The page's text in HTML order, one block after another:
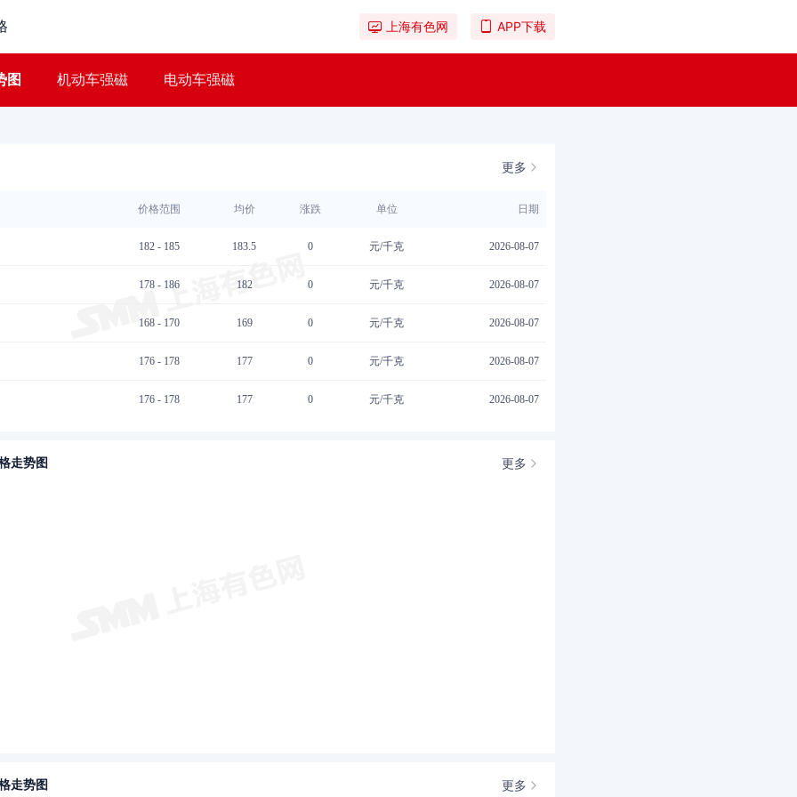
上海有色网 APP下载
图 机动车强磁 电动车强磁
更多
价格范围 均价 涨跌 单位 日期
182 - 185 183.5 0 元/千克 2026-08-07
178 - 186 182 0 元/千克 2026-08-07
168 - 170 169 0 元/千克 2026-08-07
176 - 178 177 0 元/千克 2026-08-07
176 - 178 177 0 元/千克 2026-08-07
走势图 更多
走势图 更多